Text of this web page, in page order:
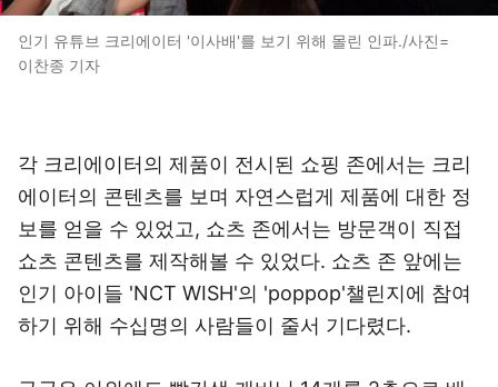
인기 유튜브 크리에이터 '이사배'를 보기 위해 몰린 인파./사진=
이찬종 기자
각 크리에이터의 제품이 전시된 쇼핑 존에서는 크리
에이터의 콘텐츠를 보며 자연스럽게 제품에 대한 정
보를 얻을 수 있었고, 쇼츠 존에서는 방문객이 직접
쇼츠 콘텐츠를 제작해볼 수 있었다. 쇼츠 존 앞에는
인기 아이들 'NCT WISH'의 'poppop'챌린지에 참여
하기 위해 수십명의 사람들이 줄서 기다렸다.